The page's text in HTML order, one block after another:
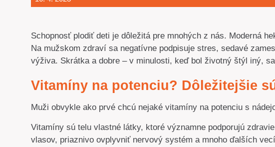
Schopnosť plodiť deti je dôležitá pre mnohých z nás. Moderná
Na mužskom zdraví sa negatívne podpisuje stres, sedavé
výživa. Skrátka a dobre – v minulosti, keď bol životný štýl iný,
Vitamíny na potenciu? Dôležitejšie
Muži obvykle ako prvé chcú nejaké vitamíny na potenciu s
Vitamíny sú telu vlastné látky, ktoré významne podporujú
vlasov, priaznivo ovplyvniť nervový systém a mnoho ďalších